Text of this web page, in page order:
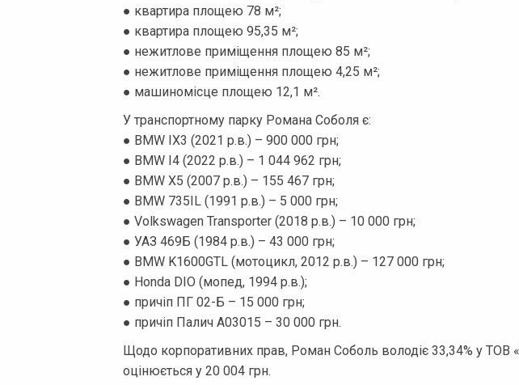
● квартира площею 78 м²;
● квартира площею 95,35 м²;
● нежитлове приміщення площею 85 м²;
● нежитлове приміщення площею 4,25 м²;
● машиномісце площею 12,1 м².
У транспортному парку Романа Соболя є:
● BMW IX3 (2021 р.в.) – 900 000 грн;
● BMW I4 (2022 р.в.) – 1 044 962 грн;
● BMW X5 (2007 р.в.) – 155 467 грн;
● BMW 735IL (1991 р.в.) – 5 000 грн;
● Volkswagen Transporter (2018 р.в.) – 10 000 грн;
● УАЗ 469Б (1984 р.в.) – 43 000 грн;
● BMW K1600GTL (мотоцикл, 2012 р.в.) – 127 000 грн;
● Honda DIO (мопед, 1994 р.в.);
● причіп ПГ 02-Б – 15 000 грн;
● причіп Палич A03015 – 30 000 грн.
Щодо корпоративних прав, Роман Соболь володіє 33,34% у ТОВ
оцінюється у 20 004 грн.